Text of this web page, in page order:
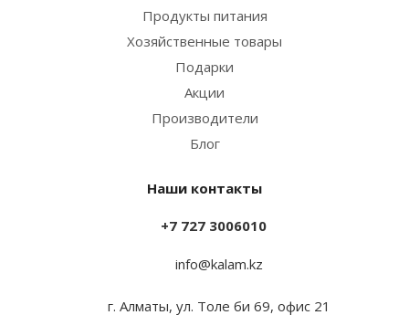
Продукты питания
Хозяйственные товары
Подарки
Акции
Производители
Блог
Наши контакты
+7 727 3006010
info@kalam.kz
г. Алматы, ул. Толе би 69, офис 21